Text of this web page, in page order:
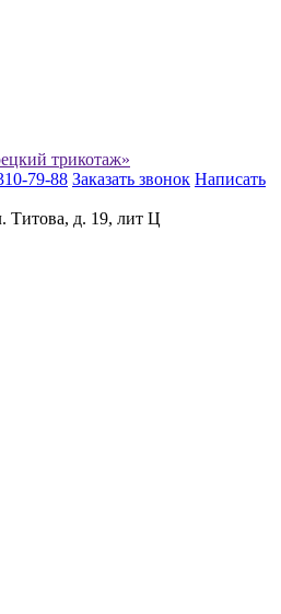
79-88 Заказать звонок Написать
​Титова, д. 19, лит Ц